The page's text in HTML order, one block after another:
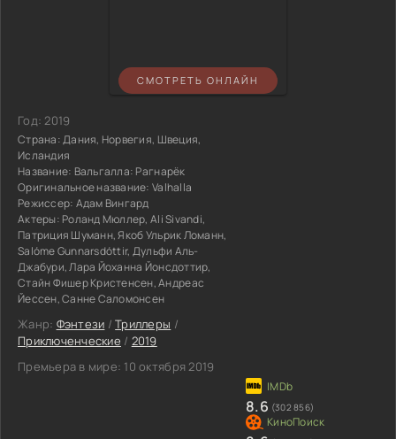
СМОТРЕТЬ ОНЛАЙН
Год:2019
Страна:Дания, Норвегия, Швеция,
Исландия
Название: Вальгалла: Рагнарёк
Оригинальное название: Valhalla
Режиссер: Адам Вингард
Актеры: Роланд Мюллер, Ali Sivandi,
Патриция Шуманн, Якоб Ульрик Ломанн,
Salóme Gunnarsdóttir, Дульфи Аль-
Джабури, Лара Йоханна Йонсдоттир,
Стайн Фишер Кристенсен, Андреас
Йессен, Санне Саломонсен
Жанр: Фэнтези /Триллеры /
Приключенческие / 2019
Премьера в мире: 10 октября 2019
8.6 (302 856)